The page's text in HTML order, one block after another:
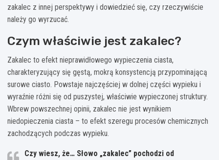
zakalec z innej perspektywy i dowiedzieć się, czy rzeczywiście
należy go wyrzucać.
Czym właściwie jest zakalec?
Zakalec to efekt nieprawidłowego wypieczenia ciasta,
charakteryzujący się gęstą, mokrą konsystencją przypominającą
surowe ciasto. Powstaje najczęściej w dolnej części wypieku i
wyraźnie różni się od puszystej, właściwie wypieczonej struktury.
Wbrew powszechnej opinii, zakalec nie jest wynikiem
niedopieczenia ciasta – to efekt szeregu procesów chemicznych
zachodzących podczas wypieku.
Czy wiesz, że… Słowo „zakalec” pochodzi od